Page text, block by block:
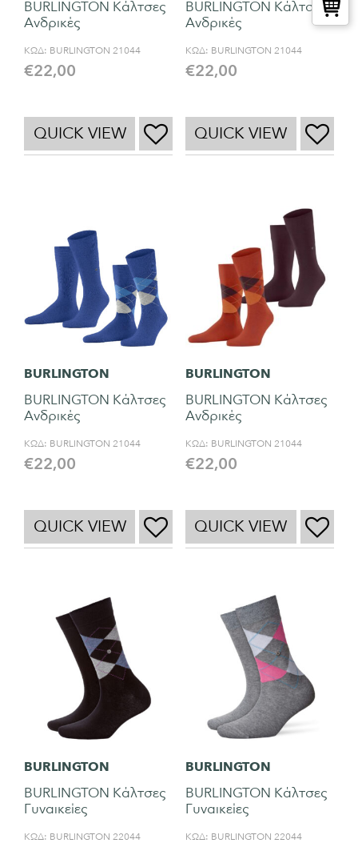
BURLINGTON Κάλτσες
Ανδρικές
ΚΩΔ: BURLINGTON 21044
€22,00
QUICK VIEW
BURLINGTON Κάλτσες
Ανδρικές
ΚΩΔ: BURLINGTON 21044
€22,00
QUICK VIEW
BURLINGTON
BURLINGTON Κάλτσες
Ανδρικές
ΚΩΔ: BURLINGTON 21044
€22,00
QUICK VIEW
BURLINGTON
BURLINGTON Κάλτσες
Ανδρικές
ΚΩΔ: BURLINGTON 21044
€22,00
QUICK VIEW
BURLINGTON
BURLINGTON Κάλτσες
Γυναικείες
ΚΩΔ: BURLINGTON 22044
BURLINGTON
BURLINGTON Κάλτσες
Γυναικείες
ΚΩΔ: BURLINGTON 22044